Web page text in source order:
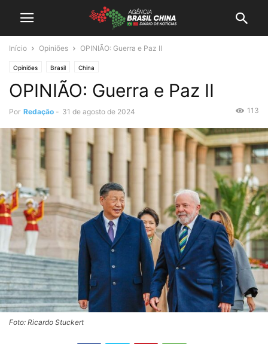
Início Opiniões OPINIÃO: Guerra e Paz II
Opiniões Brasil China
OPINIÃO: Guerra e Paz II
Por Redação - 31 de agosto de 2024 113
Foto: Ricardo Stuckert